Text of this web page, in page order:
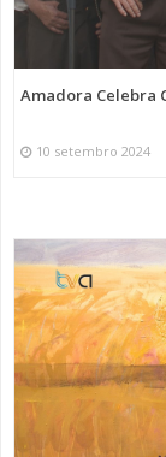
Amadora Celebra
10 setembro 2024